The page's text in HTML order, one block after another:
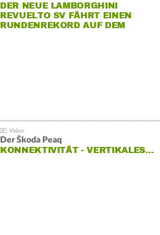
DER NEUE LAMBORGHINI
REVUELTO SV FÄHRT EINEN
RUNDENREKORD AUF DEM
Der Škoda Peaq
KONNEKTIVITÄT - VERTIKALES…